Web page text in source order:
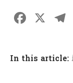
F
ce
b
X
In this article: